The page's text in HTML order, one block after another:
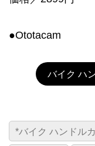
●Ototacam
バイク ハ
*バイク ハンドル